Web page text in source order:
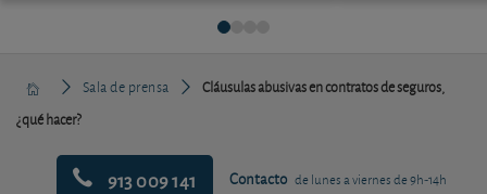
Sala de prensa
Cláusulas abusivas en contratos de seguros,
¿qué hacer?
913 009 141 Contacto de lunes a viernes de 9h-14h